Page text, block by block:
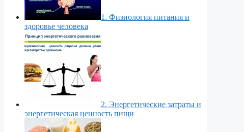
1. Физиология питания и
здоровье человека
2. Энергетические затраты и
энергетическая ценность пищи